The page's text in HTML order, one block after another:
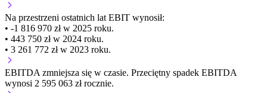
Na przestrzeni ostatnich lat EBIT wynosił:
• -1 816 970 zł w 2025 roku.
• 443 750 zł w 2024 roku.
• 3 261 772 zł w 2023 roku.
EBITDA zmniejsza się w czasie. Przeciętny spadek EBITDA
wynosi 2 595 063 zł rocznie.